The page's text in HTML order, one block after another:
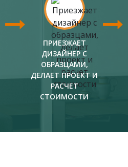
ПРИЕЗЖАЕТ
ДИЗАЙНЕР С
ОБРАЗЦАМИ,
ДЕЛАЕТ ПРОЕКТ И
РАСЧЕТ
СТОИМОСТИ